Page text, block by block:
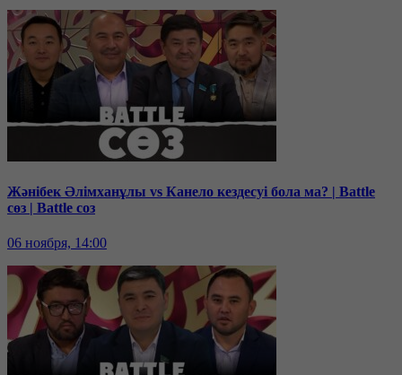
Жәнібек Әлімханұлы vs Канело кездесуі бола ма? | Battle
сөз | Battle соз
06 ноября, 14:00